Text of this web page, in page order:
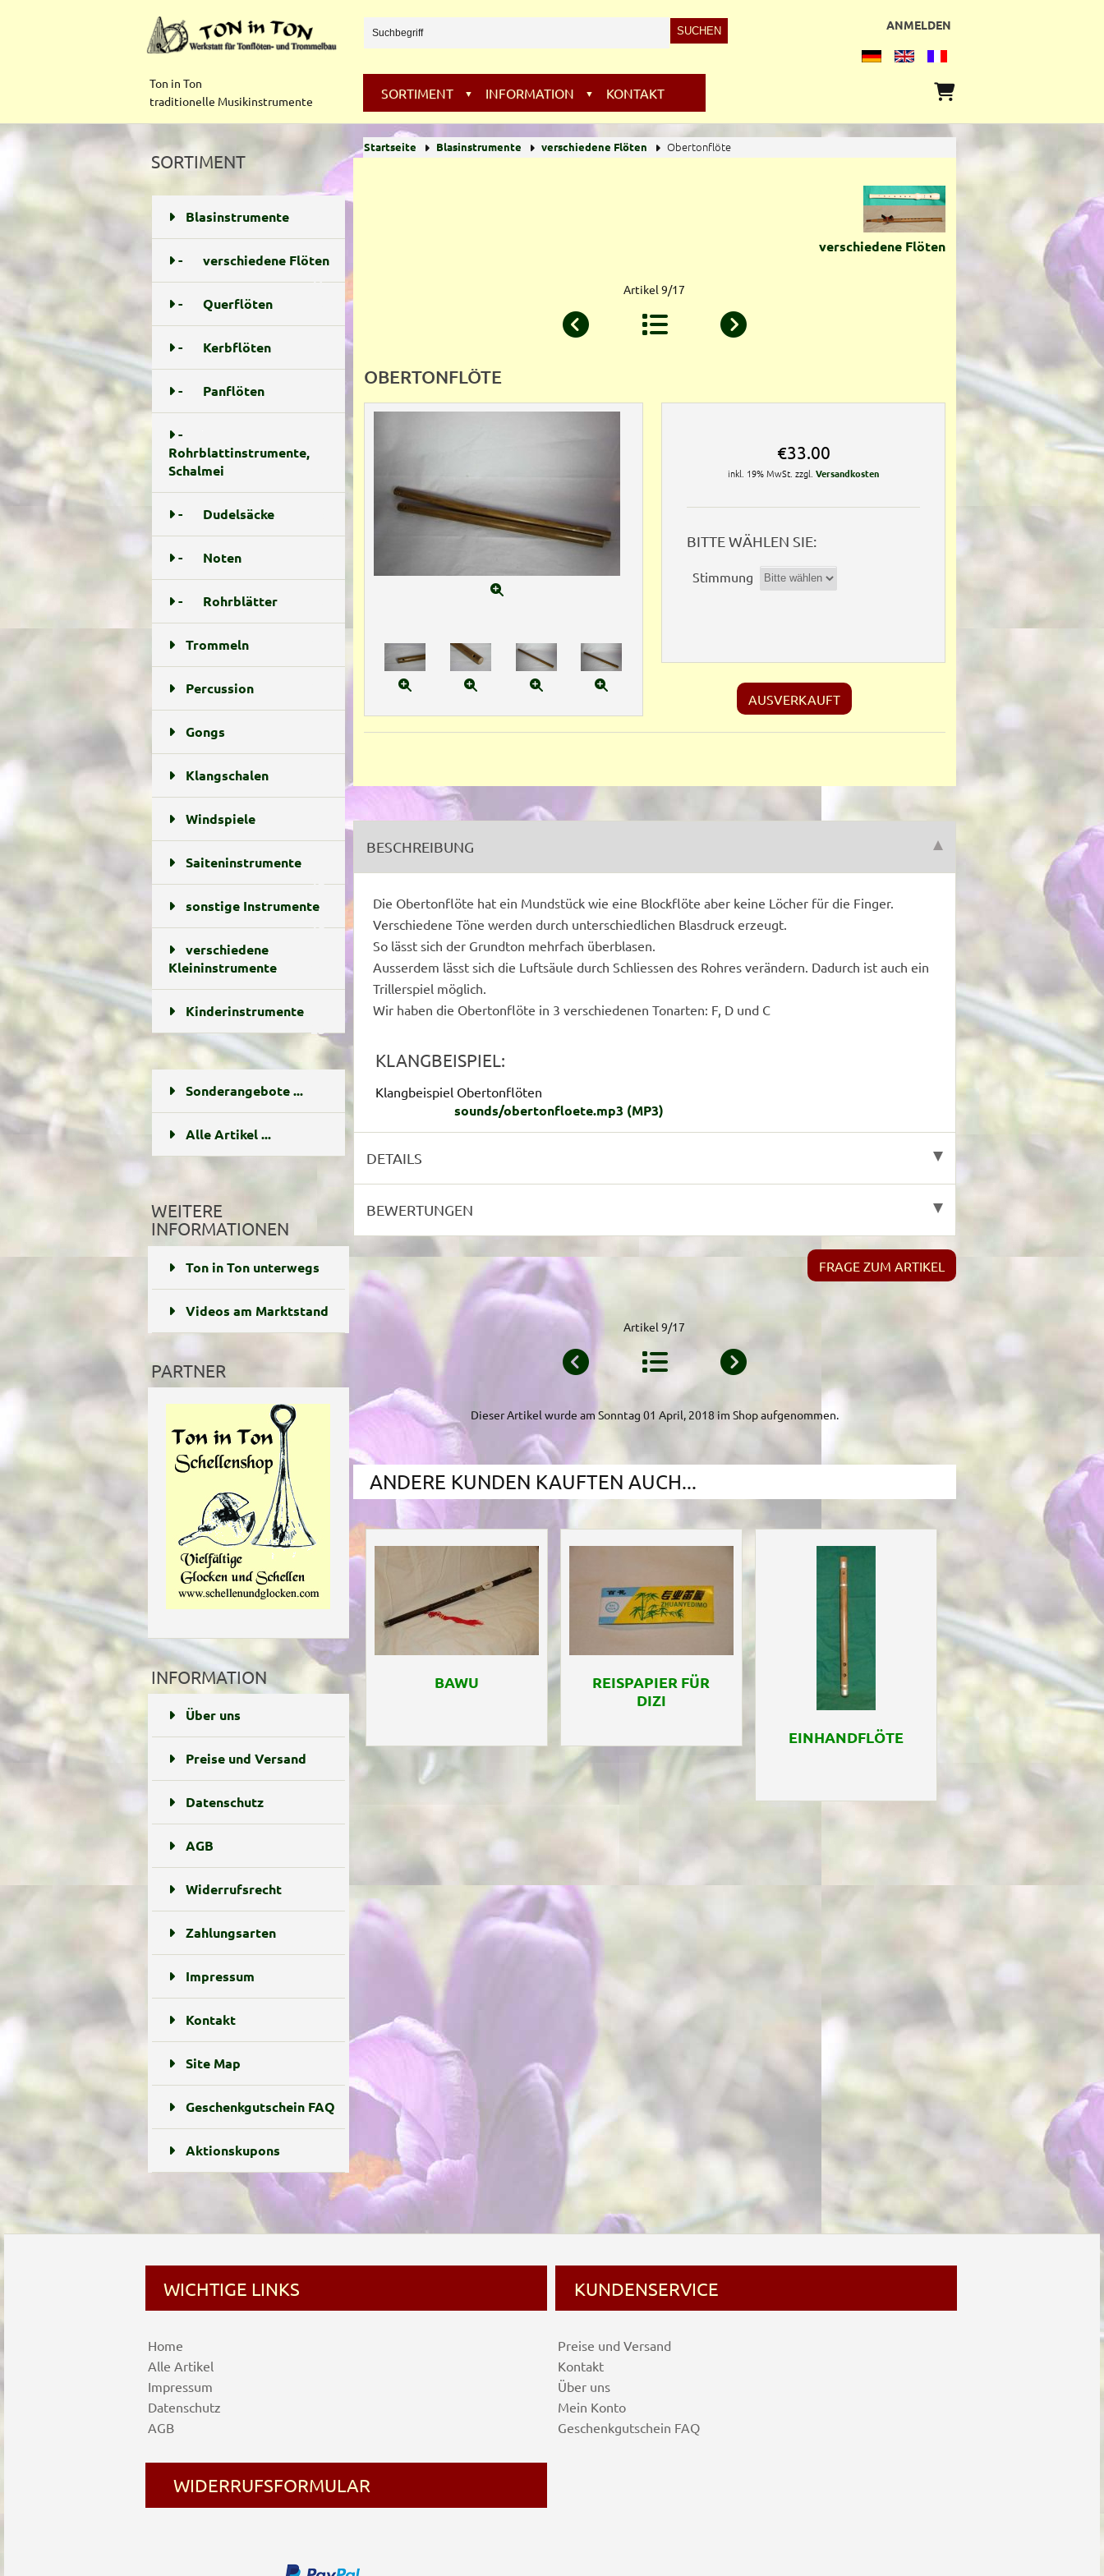
ANMELDEN
Ton in Ton
traditionelle Musikinstrumente
SORTIMENT ▼ INFORMATION ▼ KONTAKT
SORTIMENT
Blasinstrumente
-
verschiedene Flöten
17
-
Querflöten
- Kerbflöten
- Panflöten
-
Rohrblattinstrumente,
Schalmei
- Dudelsäcke
- Noten
- Rohrblätter
Trommeln
Percussion
Gongs
Klangschalen
Windspiele
Saiteninstrumente
13
sonstige Instrumente
10
verschiedene
Kleininstrumente
Kinderinstrumente
23
Sonderangebote ...
Alle Artikel ...
WEITERE
INFORMATIONEN
Ton in Ton unterwegs
Videos am Marktstand
PARTNER
INFORMATION
Über uns
Preise und Versand
Datenschutz
AGB
Widerrufsrecht
Zahlungsarten
Impressum
Kontakt
Site Map
Geschenkgutschein FAQ
Aktionskupons
Startseite Blasinstrumente verschiedene Flöten Obertonflöte
verschiedene Flöten
Artikel 9/17
OBERTONFLÖTE
€33.00
inkl. 19% MwSt. zzgl.Versandkosten
BITTE WÄHLEN SIE:
Stimmung
AUSVERKAUFT
BESCHREIBUNG
Die Obertonflöte hat ein Mundstück wie eine Blockflöte aber keine Löcher für die Finger.
Verschiedene Töne werden durch unterschiedlichen Blasdruck erzeugt.
So lässt sich der Grundton mehrfach überblasen.
Ausserdem lässt sich die Luftsäule durch Schliessen des Rohres verändern. Dadurch ist auch ein
Trillerspiel möglich.
Wir haben die Obertonflöte in 3 verschiedenen Tonarten: F, D und C
KLANGBEISPIEL:
Klangbeispiel Obertonflöten
sounds/obertonfloete.mp3 (MP3)
DETAILS
BEWERTUNGEN
FRAGE ZUM ARTIKEL
Artikel 9/17
Dieser Artikel wurde am Sonntag 01 April, 2018 im Shop aufgenommen.
ANDERE KUNDEN KAUFTEN AUCH...
BAWU
REISPAPIER FÜR
DIZI
EINHANDFLÖTE
WICHTIGE LINKS
Home
Alle Artikel
Impressum
Datenschutz
AGB
WIDERRUFSFORMULAR
KUNDENSERVICE
Preise und Versand
Kontakt
Über uns
Mein Konto
Geschenkgutschein FAQ